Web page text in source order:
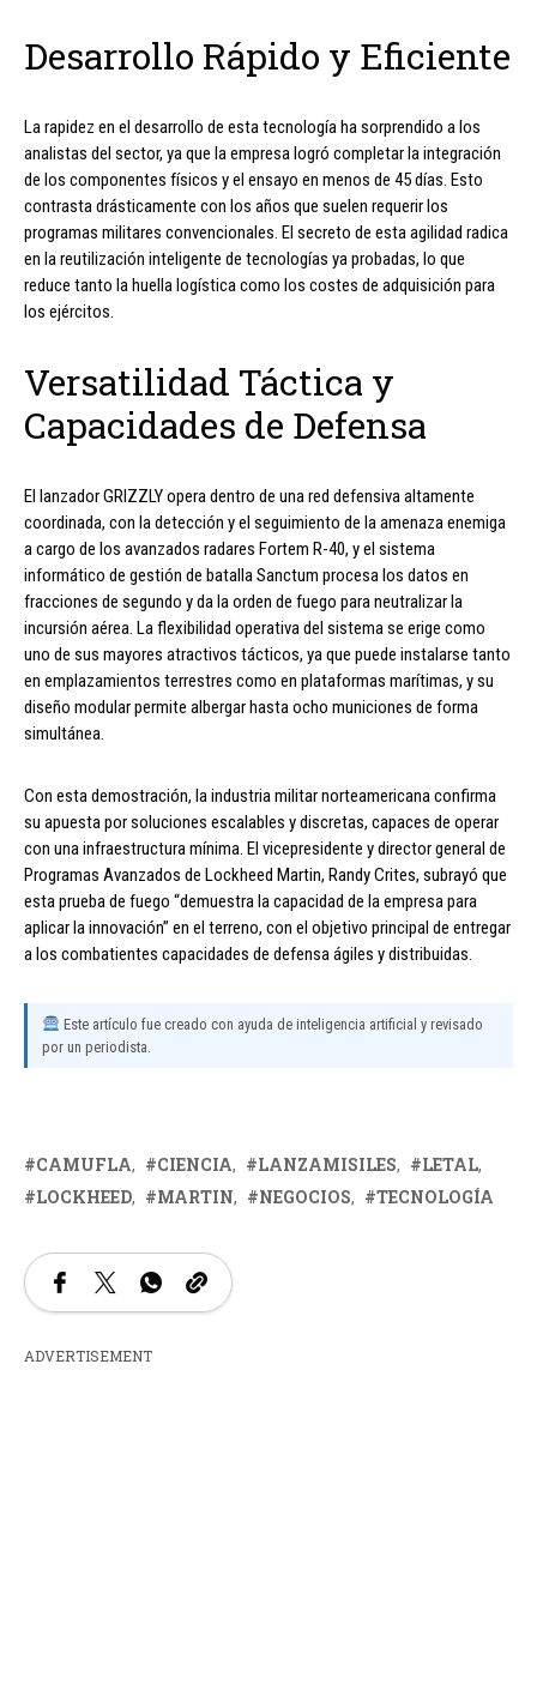
Desarrollo Rápido y Eficiente
La rapidez en el desarrollo de esta tecnología ha sorprendido a los
analistas del sector, ya que la empresa logró completar la integración
de los componentes físicos y el ensayo en menos de 45 días. Esto
contrasta drásticamente con los años que suelen requerir los
programas militares convencionales. El secreto de esta agilidad radica
en la reutilización inteligente de tecnologías ya probadas, lo que
reduce tanto la huella logística como los costes de adquisición para
los ejércitos.
Versatilidad Táctica y
Capacidades de Defensa
El lanzador GRIZZLY opera dentro de una red defensiva altamente
coordinada, con la detección y el seguimiento de la amenaza enemiga
a cargo de los avanzados radares Fortem R-40, y el sistema
informático de gestión de batalla Sanctum procesa los datos en
fracciones de segundo y da la orden de fuego para neutralizar la
incursión aérea. La flexibilidad operativa del sistema se erige como
uno de sus mayores atractivos tácticos, ya que puede instalarse tanto
en emplazamientos terrestres como en plataformas marítimas, y su
diseño modular permite albergar hasta ocho municiones de forma
simultánea.
Con esta demostración, la industria militar norteamericana confirma
su apuesta por soluciones escalables y discretas, capaces de operar
con una infraestructura mínima. El vicepresidente y director general de
Programas Avanzados de Lockheed Martin, Randy Crites, subrayó que
esta prueba de fuego “demuestra la capacidad de la empresa para
aplicar la innovación” en el terreno, con el objetivo principal de entregar
a los combatientes capacidades de defensa ágiles y distribuidas.
Este artículo fue creado con ayuda de inteligencia artificial y revisado
por un periodista.
CAMUFLA CIENCIA LANZAMISILES
LETAL
LOCKHEED
MARTIN NEGOCIOS TECNOLOGÍA
ADVERTISEMENT